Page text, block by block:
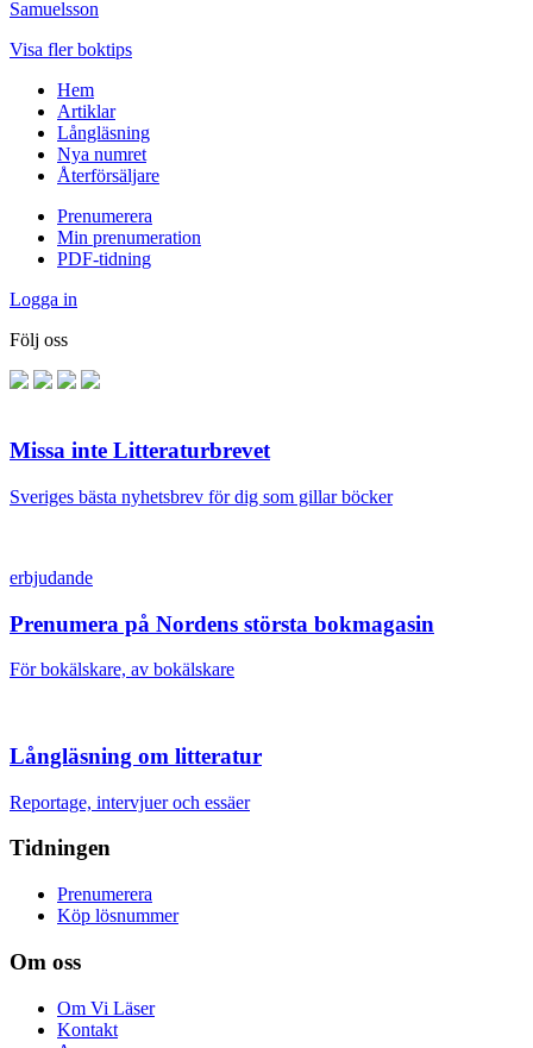
Samuelsson
Visa fler boktips
Hem
Artiklar
Långläsning
Nya numret
Återförsäljare
Prenumerera
Min prenumeration
PDF-tidning
Logga in
Följ oss
Missa inte Litteraturbrevet
Sveriges bästa nyhetsbrev för dig som gillar böcker
erbjudande
Prenumera på Nordens största bokmagasin
För bokälskare, av bokälskare
Långläsning om litteratur
Reportage, intervjuer och essäer
Tidningen
Prenumerera
Köp lösnummer
Om oss
Om Vi Läser
Kontakt